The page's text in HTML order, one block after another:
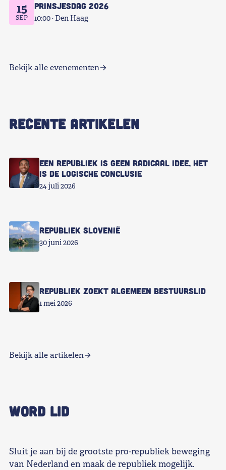
15
SEP
Prinsjesdag 2026
10:00 Den Haag
Bekijk alle evenementen
RECENTE ARTIKELEN
Een republiek is geen radicaal idee, het
is de logische conclusie
24 juli 2026
Republiek Slovenië
30 juni 2026
Republiek zoekt Algemeen Bestuurslid
1 mei 2026
Bekijk alle artikelen
WORD LID
Sluit je aan bij de grootste pro-republiek beweging
van Nederland en maak de republiek mogelijk.